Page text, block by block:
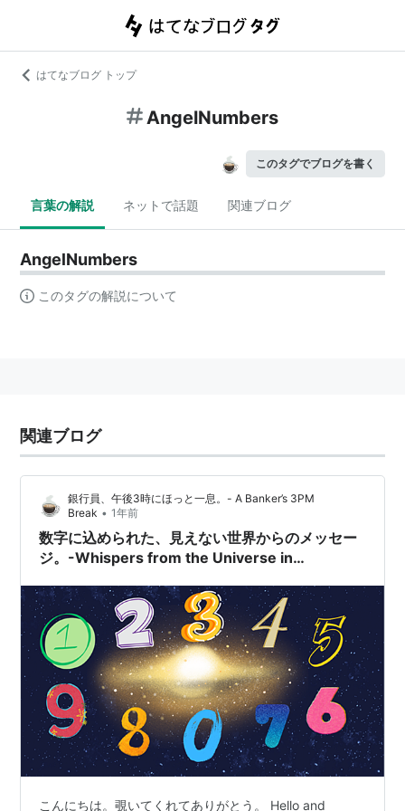
はてなブログ トップ
AngelNumbers
このタグでブログを書く
言葉の解説 ネットで話題 関連ブログ
AngelNumbers
このタグの解説について
関連ブログ
銀行員、午後3時にほっと一息。- A Banker’s 3PM
Break • 1年前
数字に込められた、見えない世界からのメッセー
ジ。-Whispers from the Universe in
こんにちは。覗いてくれてありがとう。 Hello and